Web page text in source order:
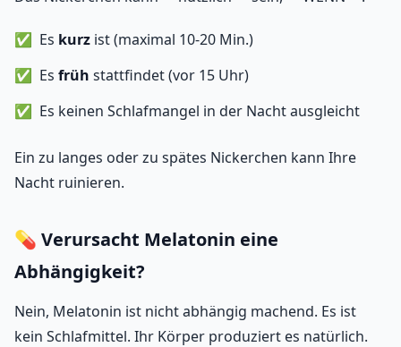
Es kurz ist (maximal 10-20 Min.)
Es früh stattfindet (vor 15 Uhr)
Es keinen Schlafmangel in der Nacht ausgleicht
Ein zu langes oder zu spätes Nickerchen kann Ihre
Nacht ruinieren.
💊 Verursacht Melatonin eine
Abhängigkeit?
Nein, Melatonin ist nicht abhängig machend. Es ist
kein Schlafmittel. Ihr Körper produziert es natürlich.